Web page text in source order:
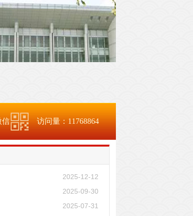
信 访问量： 11768864
2025-12-12
2025-09-30
2025-07-31